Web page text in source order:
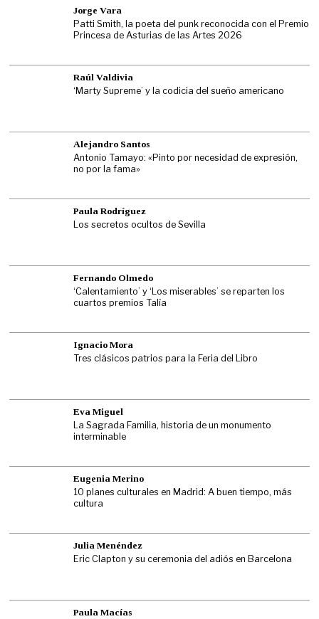
Jorge Vara
Patti Smith, la poeta del punk reconocida con el Premio
Princesa de Asturias de las Artes 2026
Raúl Valdivia
‘Marty Supreme’ y la codicia del sueño americano
Alejandro Santos
Antonio Tamayo: «Pinto por necesidad de expresión,
no por la fama»
Paula Rodríguez
Los secretos ocultos de Sevilla
Fernando Olmedo
‘Calentamiento’ y ‘Los miserables’ se reparten los
cuartos premios Talía
Ignacio Mora
Tres clásicos patrios para la Feria del Libro
Eva Miguel
La Sagrada Familia, historia de un monumento
interminable
Eugenia Merino
10 planes culturales en Madrid: A buen tiempo, más
cultura
Julia Menéndez
Eric Clapton y su ceremonia del adiós en Barcelona
Paula Macías